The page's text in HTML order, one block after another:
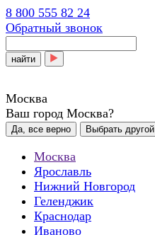
8 800 555 82 24
Обратный звонок
найти
Москва
Ваш город Москва?
Да, все верно Выбрать другой
Москва
Ярославль
Нижний Новгород
Геленджик
Краснодар
Иваново